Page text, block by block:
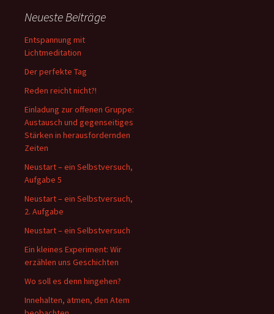
Neueste Beiträge
Entspannung mit
Lichtmeditation
Der perfekte Tag
Reden reicht nicht?!
Einladung zur offenen Gruppe:
Austausch und gegenseitiges
Stärken in herausfordernden
Zeiten
Neustart – ein Selbstversuch,
Aufgabe 5
Neustart – ein Selbstversuch,
2. Aufgabe
Neustart – ein Selbstversuch
Ein kleines Experiment: Wir
erzählen uns Geschichten
Wo soll es denn hingehen?
Innehalten, atmen, den Atem